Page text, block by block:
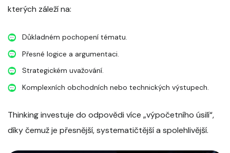
kterých záleží na:
Důkladném pochopení tématu.
Přesné logice a argumentaci.
Strategickém uvažování.
Komplexních obchodních nebo technických výstupech.
Thinking investuje do odpovědi více „výpočetního úsilí“,
díky čemuž je přesnější, systematičtější a spolehlivější.